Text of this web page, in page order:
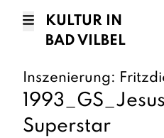
KULTUR IN
BAD VILBEL
Inszenierung:
Superstar